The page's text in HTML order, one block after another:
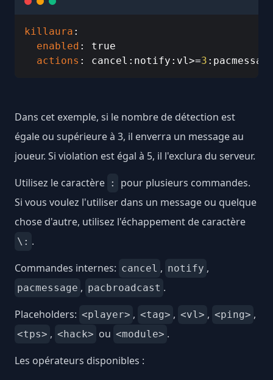
killaura :
enabled : true
actions : cancel:notify:vl>=3
Dans cet exemple, si le nombre de détection est
égale ou supérieure à 3, il enverra un message au
joueur. Si violation est égal à 5, il l'exclura du serveur.
Utilisez le caractère :
pour plusieurs commandes.
Si vous voulez l'utiliser dans un message ou quelque
chose d'autre, utilisez l'échappement de caractère
\: .
Commandes internes: cancel , notify ,
pacmessage , pacbroadcast .
Placeholders: <player> , <tag> , <vl> , <ping> ,
<tps> , <hack> ou <module> .
Les opérateurs disponibles :